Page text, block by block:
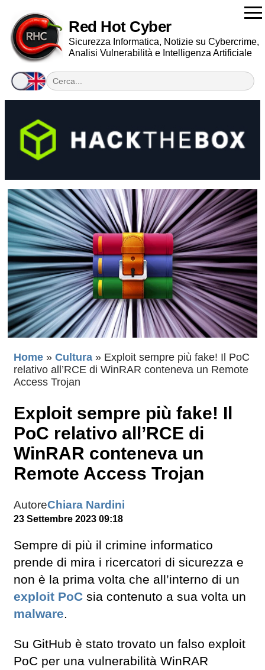
Red Hot Cyber
Sicurezza Informatica, Notizie su Cybercrime,
Analisi Vulnerabilità e Intelligenza Artificiale
Home » Cultura » Exploit sempre più fake! Il PoC
relativo all’RCE di WinRAR conteneva un Remote
Access Trojan
Exploit sempre più fake! Il
PoC relativo all’RCE di
WinRAR conteneva un
Remote Access Trojan
AutoreChiara Nardini
23 Settembre 2023 09:18
Sempre di più il crimine informatico
prende di mira i ricercatori di sicurezza e
non è la prima volta che all’interno di un
exploit PoC sia contenuto a sua volta un
malware.
Su GitHub è stato trovato un falso exploit
PoC per una vulnerabilità WinRAR